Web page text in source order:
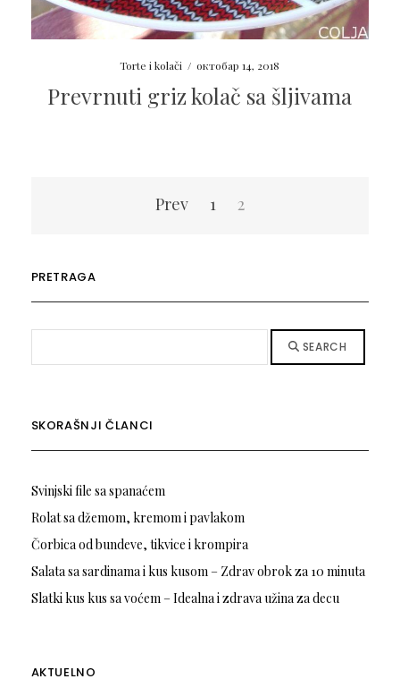
Torte i kolači / октобар 14, 2018
Prevrnuti griz kolač sa šljivama
Prev 1 2
PRETRAGA
SEARCH
SKORAŠNJI ČLANCI
Svinjski file sa spanaćem
Rolat sa džemom, kremom i pavlakom
Čorbica od bundeve, tikvice i krompira
Salata sa sardinama i kus kusom – Zdrav obrok za 10 minuta
Slatki kus kus sa voćem – Idealna i zdrava užina za decu
AKTUELNO